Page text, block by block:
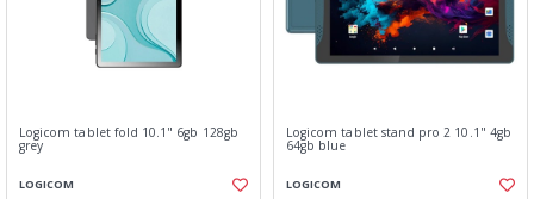
Logicom tablet fold 10.1" 6gb 128gb
grey
LOGICOM
Logicom tablet stand pro 2 10.1" 4gb
64gb blue
LOGICOM